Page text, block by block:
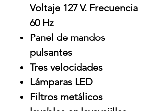
Voltaje 127 V. Frecuencia
60 Hz
Panel de mandos
pulsantes
Tres velocidades
Lámparas LED
Filtros metálicos